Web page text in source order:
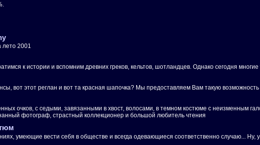
лето 2001
к истории и вспомним древних греков, кельтов, шотландцев. Однако сегодня
вот этот реглан и вот та красная шапочка? Мы предоставляем Вам такую возможность
очков, с седыми, завязанными в хвост, волосами, в темном костюме с неизменным
фотограф, страстный коллекционер и большой любитель чтения
умеющие вести себя в обществе и всегда одевающиеся соответственно случаю... Ну,